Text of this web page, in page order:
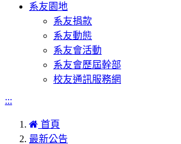
系友園地
系友捐款
系友動態
系友會活動
系友會歷屆幹部
校友通訊服務網
:::
首頁
最新公告